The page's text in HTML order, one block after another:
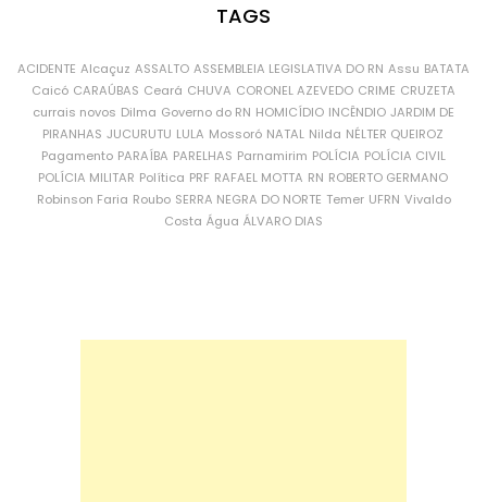
TAGS
ACIDENTE Alcaçuz ASSALTO ASSEMBLEIA LEGISLATIVA DO RN Assu BATATA
Caicó CARAÚBAS Ceará CHUVA CORONEL AZEVEDO CRIME CRUZETA
currais novos Dilma Governo do RN HOMICÍDIO INCÊNDIO JARDIM DE
PIRANHAS JUCURUTU LULA Mossoró NATAL Nilda NÉLTER QUEIROZ
Pagamento PARAÍBA PARELHAS Parnamirim POLÍCIA POLÍCIA CIVIL
POLÍCIA MILITAR Política PRF RAFAEL MOTTA RN ROBERTO GERMANO
Robinson Faria Roubo SERRA NEGRA DO NORTE Temer UFRN Vivaldo
Costa Água ÁLVARO DIAS